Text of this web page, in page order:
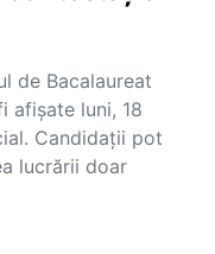
de Bacalaureat
afișate luni, 18
Candidații pot
lucrării doar